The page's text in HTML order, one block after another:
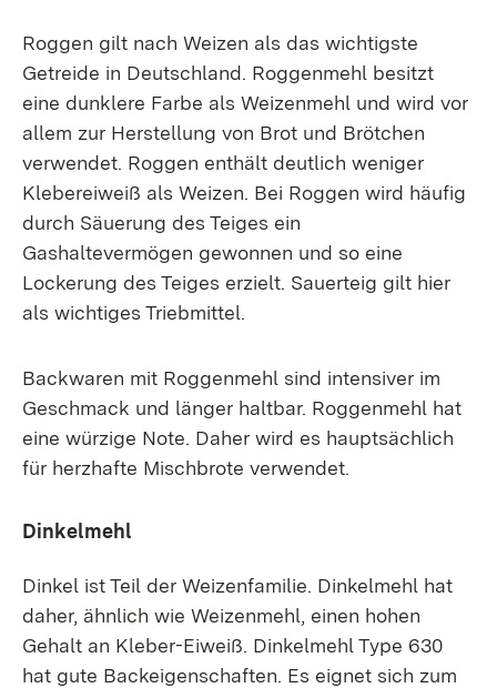
Roggen gilt nach Weizen als das wichtigste
Getreide in Deutschland. Roggenmehl besitzt
eine dunklere Farbe als Weizenmehl und wird vor
allem zur Herstellung von Brot und Brötchen
verwendet. Roggen enthält deutlich weniger
Klebereiweiß als Weizen. Bei Roggen wird häufig
durch Säuerung des Teiges ein
Gashaltevermögen gewonnen und so eine
Lockerung des Teiges erzielt. Sauerteig gilt hier
als wichtiges Triebmittel.
Backwaren mit Roggenmehl sind intensiver im
Geschmack und länger haltbar. Roggenmehl hat
eine würzige Note. Daher wird es hauptsächlich
für herzhafte Mischbrote verwendet.
Dinkelmehl
Dinkel ist Teil der Weizenfamilie. Dinkelmehl hat
daher, ähnlich wie Weizenmehl, einen hohen
Gehalt an Kleber-Eiweiß. Dinkelmehl Type 630
hat gute Backeigenschaften. Es eignet sich zum